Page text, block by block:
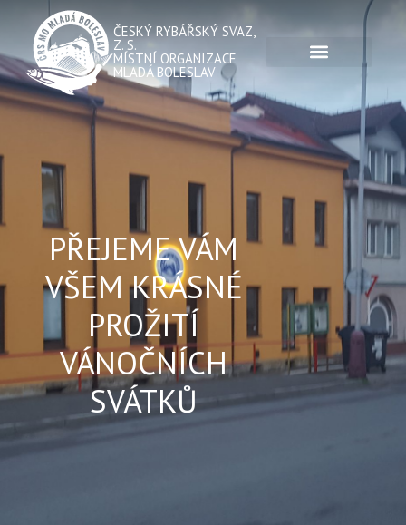
ČESKÝ RYBÁŘSKÝ SVAZ,
Z. S.
MÍSTNÍ ORGANIZACE
MLADÁ BOLESLAV
PŘEJEME VÁM
VŠEM KRÁSNÉ
PROŽITÍ
VÁNOČNÍCH
SVÁTKŮ